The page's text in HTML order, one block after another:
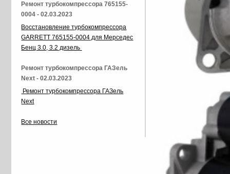
Ремонт турбокомпрессора 765155-
0004 - 02.03.2023
Восстановление турбокомпрессора
GARRETT 765155-0004 для Мерседес
Бенц 3.0, 3.2 дизель
Ремонт турбокомпрессора ГАЗель
Next - 02.03.2023
Ремонт турбокомпрессора ГАЗель
Next
Все новости